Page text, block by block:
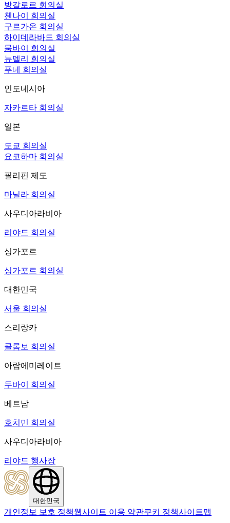
방갈로르 회의실
첸나이 회의실
구르가온 회의실
하이데라바드 회의실
뭄바이 회의실
뉴델리 회의실
푸네 회의실
인도네시아
자카르타 회의실
일본
도쿄 회의실
요코하마 회의실
필리핀 제도
마닐라 회의실
사우디아라비아
리야드 회의실
싱가포르
싱가포르 회의실
대한민국
서울 회의실
스리랑카
콜롬보 회의실
아랍에미레이트
두바이 회의실
베트남
호치민 회의실
사우디아라비아
리야드 행사장
대한민국
개인정보 보호 정책웹사이트 이용 약관쿠키 정책사이트맵